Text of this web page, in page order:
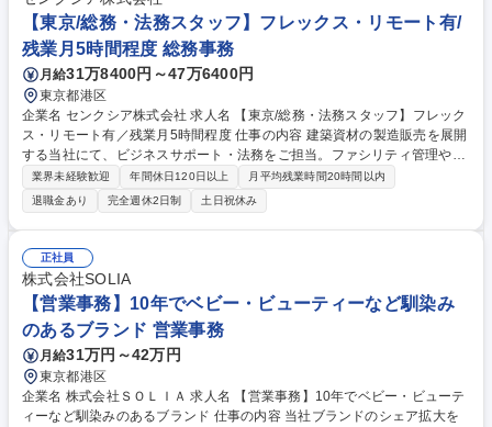
構築からグロースまで一気通貫で企画を実行■データの可視化や分析、調
査 等 募集職種 【事業企画/LINEミニアプリ（ゲーム領域）】LINEヤフー
における最注力事業
【東京/総務・法務スタッフ】フレックス・リモート有/
残業月5時間程度 総務事務
月給31万8400円～47万6400円
東京都港区
企業名 センクシア株式会社 求人名 【東京/総務・法務スタッフ】フレック
ス・リモート有／残業月5時間程度 仕事の内容 建築資材の製造販売を展開
する当社にて、ビジネスサポート・法務をご担当。ファシリティ管理や社
内規定管理等の総務全般、契約書審査やコンプライアンス等の法務、これ
ら2つのグループを兼務し幅広く活躍します。 ■ファシリティ・備品設
備・社用車・規定管理 ■社内行事運営・庶務業務 ■契約書管理・レビュ
ー・ドラフト作成 ■法務研修等の企画運営 ■コンプライアンス活動 ■顧問
弁護士との連携 【仕事の魅力】総務と法務の双方から会社の運営基盤を支
える重要な役割です。残業手当は全額支給で、フルフレックスやテレワー
ク制度も整っています。 募集職種 【東京/総務・法務スタッフ】フレック
ス・リモート有／残業月5時間程度
業界未経験歓迎 年間休日120日以上
月平均残業時間20時間以内
退職金あり
完全週休2日制 土日祝休み
正社員
株式会社SOLIA
【営業事務】10年でベビー・ビューティーなど馴染み
のあるブランド 営業事務
月給31万円～42万円
東京都港区
企業名 株式会社ＳＯＬＩＡ 求人名 【営業事務】10年でベビー・ビューテ
ィーなど馴染みのあるブランド 仕事の内容 当社ブランドのシェア拡大を